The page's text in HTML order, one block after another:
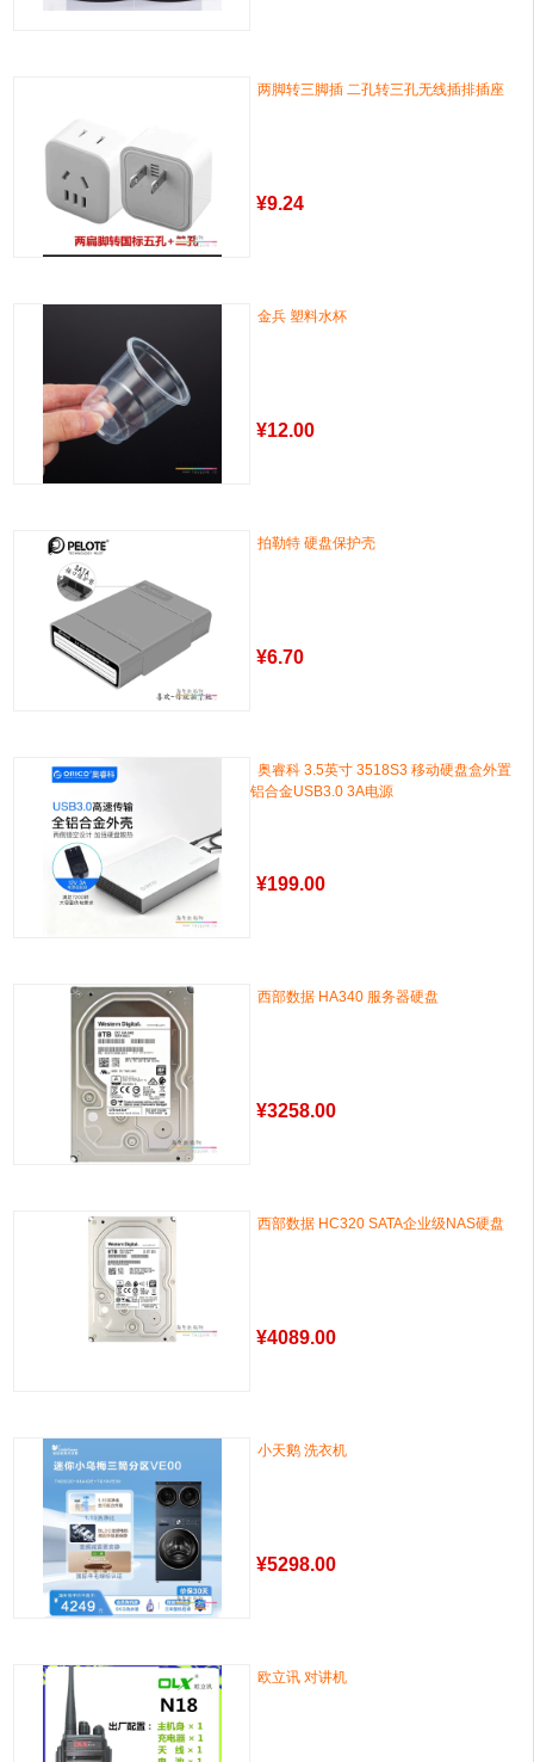
两脚转三脚插 二孔转三孔无线插排插座
¥9.24
金兵 塑料水杯
¥12.00
拍勒特 硬盘保护壳
¥6.70
奥睿科 3.5英寸 3518S3 移动硬盘盒外置
铝合金USB3.0 3A电源
¥199.00
西部数据 HA340 服务器硬盘
¥3258.00
西部数据 HC320 SATA企业级NAS硬盘
¥4089.00
小天鹅 洗衣机
¥5298.00
欧立讯 对讲机